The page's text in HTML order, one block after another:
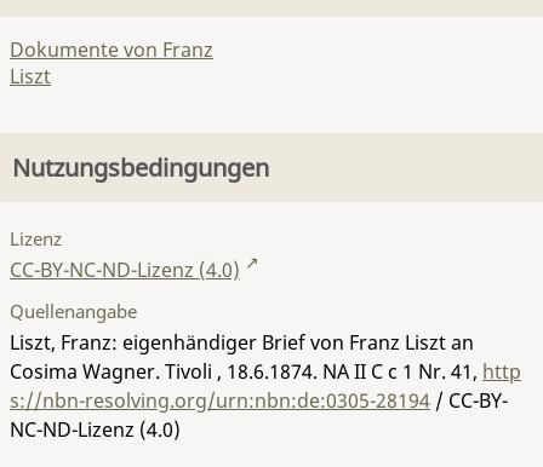
Dokumente von Franz
Liszt
Nutzungsbedingungen
Lizenz
CC-BY-NC-ND-Lizenz (4.0)
Quellenangabe
Liszt, Franz: eigenhändiger Brief von Franz Liszt an
Cosima Wagner. Tivoli , 18.6.1874. NA II C c 1 Nr. 41, http
s://nbn-resolving.org/urn:nbn:de:0305-28194 / CC-BY-
NC-ND-Lizenz (4.0)